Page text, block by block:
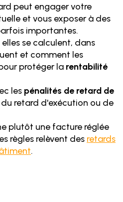
peut engager votre
et vous exposer à des
importantes.
se calculent, dans
et comment les
protéger la rentabilité
les pénalités de retard de
du retard d'exécution ou de
plutôt une facture réglée
règles relèvent des retards
.